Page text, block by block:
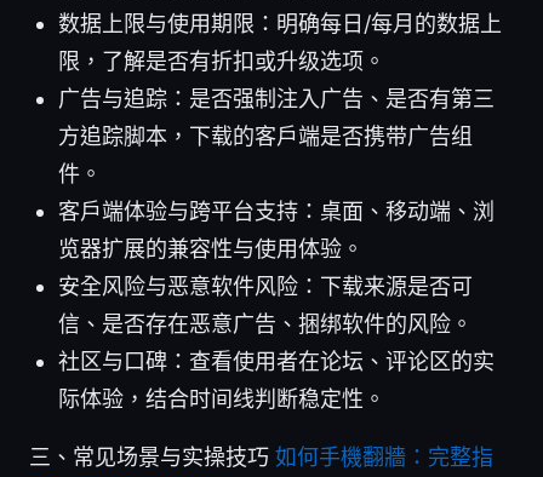
数据上限与使用期限：明确每日/每月的数据上
限，了解是否有折扣或升级选项。
广告与追踪：是否强制注入广告、是否有第三
方追踪脚本，下载的客户端是否携带广告组
件。
客户端体验与跨平台支持：桌面、移动端、浏
览器扩展的兼容性与使用体验。
安全风险与恶意软件风险：下载来源是否可
信、是否存在恶意广告、捆绑软件的风险。
社区与口碑：查看使用者在论坛、评论区的实
际体验，结合时间线判断稳定性。
三、常见场景与实操技巧 如何手機翻牆：完整指